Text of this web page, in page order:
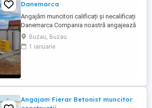
Danemarca
Angajăm muncitori calificați și necalificați
Danemarca Compania noastră angajează
muncitori calificați și necalificați pentru
construcții în Danemarca. Oferim: * Salariu
atractiv, plătit la timp. * Cazare * Contract
Buzau, Buzau
1 ianuarie
Angajam Fierar Betonist muncitor